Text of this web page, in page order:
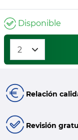
Disponible
Relación
Revisión